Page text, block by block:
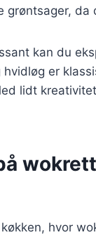
da
kan du
er
lidt
hvor